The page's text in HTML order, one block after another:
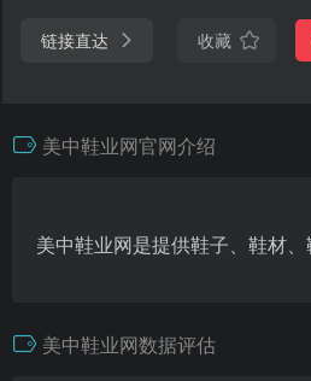
链接直达 收藏
美中鞋业网官网介绍
美中鞋业网是提供鞋子、鞋材
美中鞋业网数据评估